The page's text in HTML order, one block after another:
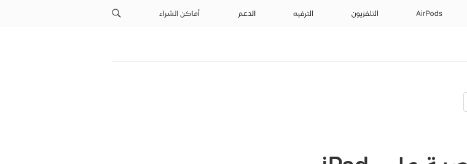
AirPods التلفزيون الترفيه الدعم أماكن الشراء